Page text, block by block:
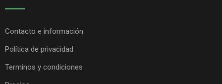
Contacto e información
Política de privacidad
Terminos y condiciones